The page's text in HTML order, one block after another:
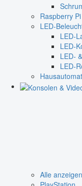
Raspberry Pi
LED-
LED-
LED-
LED-
LED-
Alle